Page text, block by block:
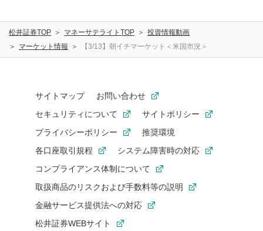
松井証券TOP マネーサテライトTOP
投資情報動画
マーケット情報
【3/13】朝イチマーケット＜米国市況＞
サイトマップ
お問い合わせ
セキュリティについて
サイトポリシー
プライバシーポリシー
推奨環境
各口座取引規程
システム障害時の対応
コンプライアンス体制について
取扱商品のリスクおよび手数料等の説明
金融サービス提供法への対応
松井証券WEBサイト